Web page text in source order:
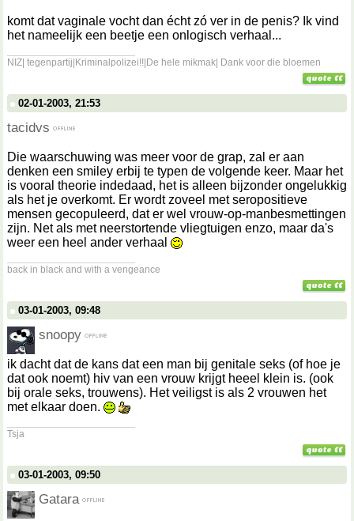
komt dat vaginale vocht dan écht zó ver in de penis? Ik vind
het nameelijk een beetje een onlogisch verhaal...
NIZ| tegenpartij|Kriminalpolizei!!|De hele mikmak| Dank voor die bloemen
02-01-2003, 21:53
tacidvs
Die waarschuwing was meer voor de grap, zal er aan
denken een smiley erbij te typen de volgende keer. Maar het
is vooral theorie indedaad, het is alleen bijzonder ongelukkig
als het je overkomt. Er wordt zoveel met seropositieve
mensen gecopuleerd, dat er wel vrouw-op-manbesmettingen
zijn. Net als met neerstortende vliegtuigen enzo, maar da's
weer een heel ander verhaal
back in black and with a vengeance
03-01-2003, 09:48
snoopy
ik dacht dat de kans dat een man bij genitale seks (of hoe je
dat ook noemt) hiv van een vrouw krijgt heeel klein is. (ook
bij orale seks, trouwens). Het veiligst is als 2 vrouwen het
met elkaar doen.
Tsja
03-01-2003, 09:50
Gatara